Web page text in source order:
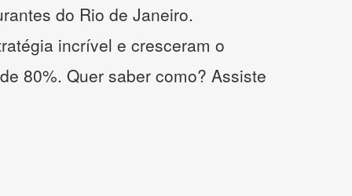
do Rio de Janeiro.
incrível e cresceram o
80%. Quer saber como? Assiste